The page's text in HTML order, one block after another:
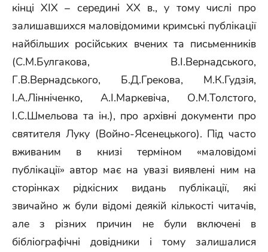
кінці XIX – середині ХХ в., у тому числі про
залишавшихся маловідомими кримські публікації
найбільших російських вчених та письменників
(С.М.Булгакова, В.І.Вернадського,
Г.В.Вернадського, Б.Д.Грекова, М.К.Гудзія,
І.А.Лінніченко, А.І.Маркевіча, О.М.Толстого,
І.С.Шмельова та ін.), про архівні документи про
святителя Луку (Войно-Ясенецького). Під часто
вживаним в книзі терміном «маловідомі
публікації» автор має на увазі виявлені ним на
сторінках рідкісних видань публікації, які
звичайно ж були відомі деякій кількості читачів,
але з різних причин не були включені в
бібліографічні довідники і тому залишалися